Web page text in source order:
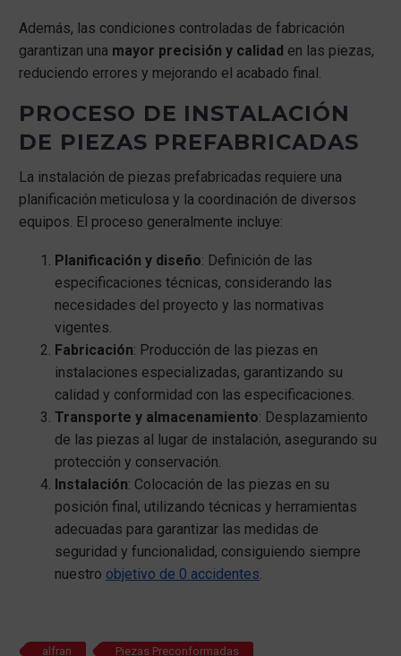
Además, las condiciones controladas de fabricación
garantizan una mayor precisión y calidad en las piezas,
reduciendo errores y mejorando el acabado final.
PROCESO DE INSTALACIÓN
DE PIEZAS PREFABRICADAS
La instalación de piezas prefabricadas requiere una
planificación meticulosa y la coordinación de diversos
equipos. El proceso generalmente incluye:
Planificación y diseño: Definición de las
especificaciones técnicas, considerando las
necesidades del proyecto y las normativas
vigentes.
Fabricación: Producción de las piezas en
instalaciones especializadas, garantizando su
calidad y conformidad con las especificaciones.
Transporte y almacenamiento: Desplazamiento
de las piezas al lugar de instalación, asegurando su
protección y conservación.
Instalación: Colocación de las piezas en su
posición final, utilizando técnicas y herramientas
adecuadas para garantizar las medidas de
seguridad y funcionalidad, consiguiendo siempre
nuestro objetivo de 0 accidentes.
alfran Piezas Preconformadas